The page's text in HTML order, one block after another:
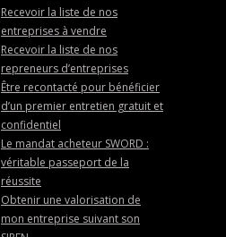
Recevoir la liste de nos
entreprises à vendre
Recevoir la liste de nos
repreneurs d’entreprises
Être recontacté pour bénéficier
d’un premier entretien gratuit et
confidentiel
Le mandat acheteur SWORD :
véritable passeport de la
réussite
Obtenir une valorisation de
mon entreprise suivant son